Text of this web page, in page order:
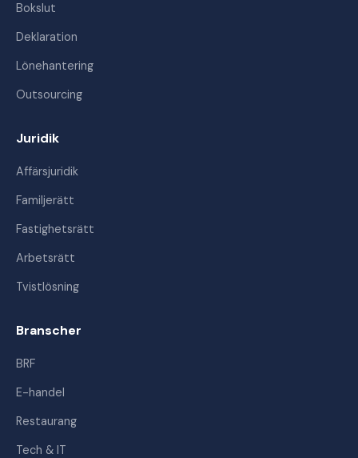
Bokslut
Deklaration
Lönehantering
Outsourcing
Juridik
Affärsjuridik
Familjerätt
Fastighetsrätt
Arbetsrätt
Tvistlösning
Branscher
BRF
E-handel
Restaurang
Tech & IT